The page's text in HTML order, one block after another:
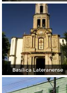
Basílica Lateranense